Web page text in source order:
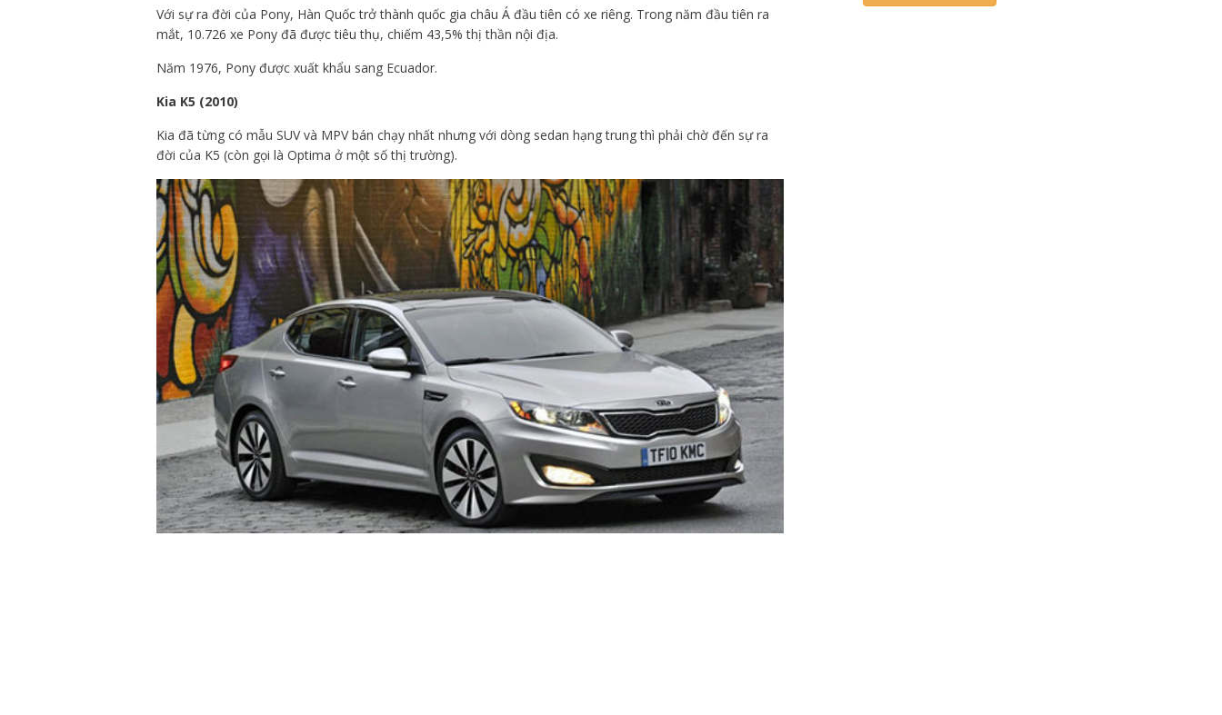
Với sự ra đời của Pony, Hàn Quốc trở thành quốc gia châu Á đầu tiên có xe riêng. Trong năm đầu tiên ra
mắt, 10.726 xe Pony đã được tiêu thụ, chiếm 43,5% thị thần nội địa.
Năm 1976, Pony được xuất khẩu sang Ecuador.
Kia K5 (2010)
Kia đã từng có mẫu SUV và MPV bán chạy nhất nhưng với dòng sedan hạng trung thì phải chờ đến sự ra
đời của K5 (còn gọi là Optima ở một số thị trường).